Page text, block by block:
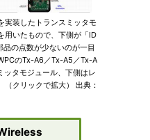
実装したトランスミッタモ
用いたもので、下側が「ID
の点数が少ないのが一目
のTx-A6／Tx-A5／Tx-A
ッタモジュール、下側はレ
（クリックで拡大） 出典：